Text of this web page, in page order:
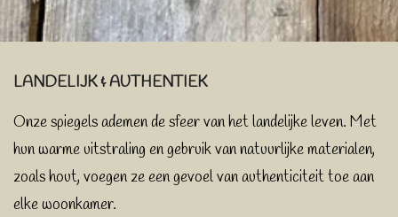
LANDELIJK & AUTHENTIEK
Onze spiegels ademen de sfeer van het landelijke leven. Met
hun warme uitstraling en gebruik van natuurlijke materialen,
zoals hout, voegen ze een gevoel van authenticiteit toe aan
elke woonkamer.